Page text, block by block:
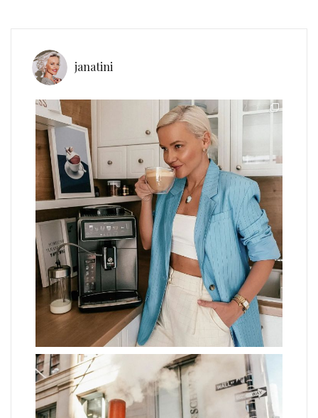
janatini